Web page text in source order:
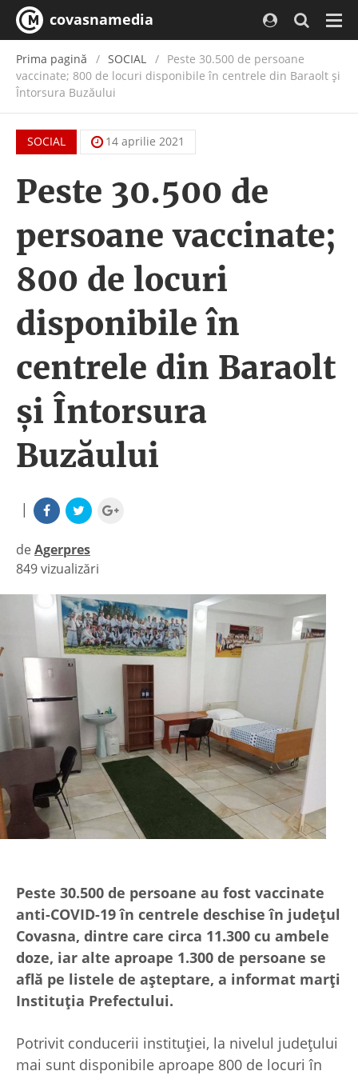
covasnamedia
Prima pagină SOCIAL
Peste 30.500 de persoane
vaccinate; 800 de locuri disponibile în centrele din Baraolt şi
Întorsura Buzăului
SOCIAL 14 aprilie 2021
Peste 30.500 de
persoane vaccinate;
800 de locuri
disponibile în
centrele din Baraolt
şi Întorsura
Buzăului
|
deAgerpres
|
849 vizualizări
Peste 30.500 de persoane au fost vaccinate
anti-COVID-19 în centrele deschise în judeţul
Covasna, dintre care circa 11.300 cu ambele
doze, iar alte aproape 1.300 de persoane se
află pe listele de aşteptare, a informat marţi
Instituţia Prefectului.
Potrivit conducerii instituţiei, la nivelul judeţului
mai sunt disponibile aproape 800 de locuri în